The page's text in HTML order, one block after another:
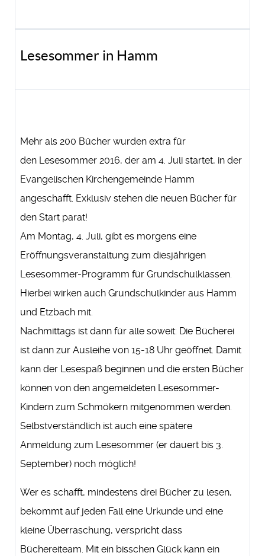
Lesesommer in Hamm
Mehr als 200 Bücher wurden extra für
den Lesesommer 2016, der am 4. Juli startet, in der
Evangelischen Kirchengemeinde Hamm
angeschafft. Exklusiv stehen die neuen Bücher für
den Start parat!
Am Montag, 4. Juli, gibt es morgens eine
Eröffnungsveranstaltung zum diesjährigen
Lesesommer-Programm für Grundschulklassen.
Hierbei wirken auch Grundschulkinder aus Hamm
und Etzbach mit.
Nachmittags ist dann für alle soweit: Die Bücherei
ist dann zur Ausleihe von 15-18 Uhr geöffnet. Damit
kann der Lesespaß beginnen und die ersten Bücher
können von den angemeldeten Lesesommer-
Kindern zum Schmökern mitgenommen werden.
Selbstverständlich ist auch eine spätere
Anmeldung zum Lesesommer (er dauert bis 3.
September) noch möglich!
Wer es schafft, mindestens drei Bücher zu lesen,
bekommt auf jeden Fall eine Urkunde und eine
kleine Überraschung, verspricht dass
Büchereiteam. Mit ein bisschen Glück kann ein